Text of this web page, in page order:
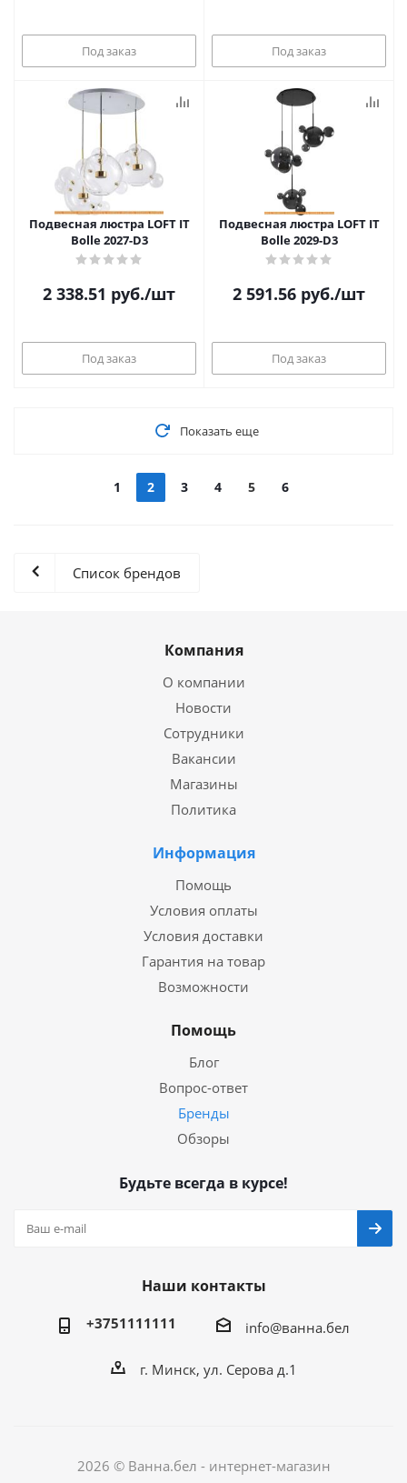
Под заказ Под заказ
Подвесная люстра LOFT IT
Bolle 2027-D3
2 338.51 руб./шт
Под заказ
Подвесная люстра LOFT IT
Bolle 2029-D3
2 591.56 руб./шт
Под заказ
Показать еще
1 2 3 4 5 6
Список брендов
Компания
О компании
Новости
Сотрудники
Вакансии
Магазины
Политика
Информация
Помощь
Условия оплаты
Условия доставки
Гарантия на товар
Возможности
Помощь
Блог
Вопрос-ответ
Бренды
Обзоры
Будьте всегда в курсе!
Наши контакты
+3751111111 info@ванна.бел
г. Минск, ул. Серова д.1
2026 © Ванна.бел - интернет-магазин